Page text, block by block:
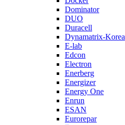
Dominator
DUO
Duracell
Dynamatrix-Korea
E-lab
Edcon
Electron
Enerberg
Energizer
Energy One
Enrun
ESAN
Eurorepar